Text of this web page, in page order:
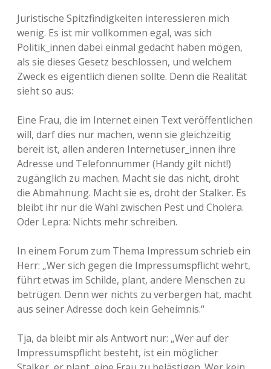
Juristische Spitzfindigkeiten interessieren mich
wenig. Es ist mir vollkommen egal, was sich
Politik_innen dabei einmal gedacht haben mögen,
als sie dieses Gesetz beschlossen, und welchem
Zweck es eigentlich dienen sollte. Denn die Realität
sieht so aus:
Eine Frau, die im Internet einen Text veröffentlichen
will, darf dies nur machen, wenn sie gleichzeitig
bereit ist, allen anderen Internetuser_innen ihre
Adresse und Telefonnummer (Handy gilt nicht!)
zugänglich zu machen. Macht sie das nicht, droht
die Abmahnung. Macht sie es, droht der Stalker. Es
bleibt ihr nur die Wahl zwischen Pest und Cholera.
Oder Lepra: Nichts mehr schreiben.
In einem Forum zum Thema Impressum schrieb ein
Herr: „Wer sich gegen die Impressumspflicht wehrt,
führt etwas im Schilde, plant, andere Menschen zu
betrügen. Denn wer nichts zu verbergen hat, macht
aus seiner Adresse doch kein Geheimnis.“
Tja, da bleibt mir als Antwort nur: „Wer auf der
Impressumspflicht besteht, ist ein möglicher